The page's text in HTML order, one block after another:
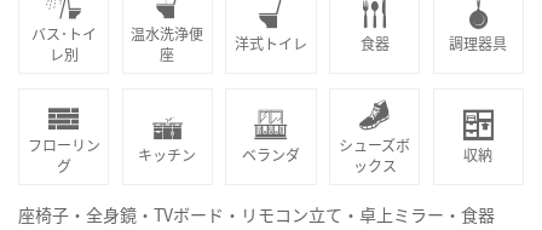
バス･トイ
レ別
温水洗浄便
座
洋式トイレ 食器 調理器具
フローリン
グ
キッチン ベランダ
シューズボ
ックス
収納
座椅子・全身鏡・TVボード・リモコン立て・卓上ミラー・食器